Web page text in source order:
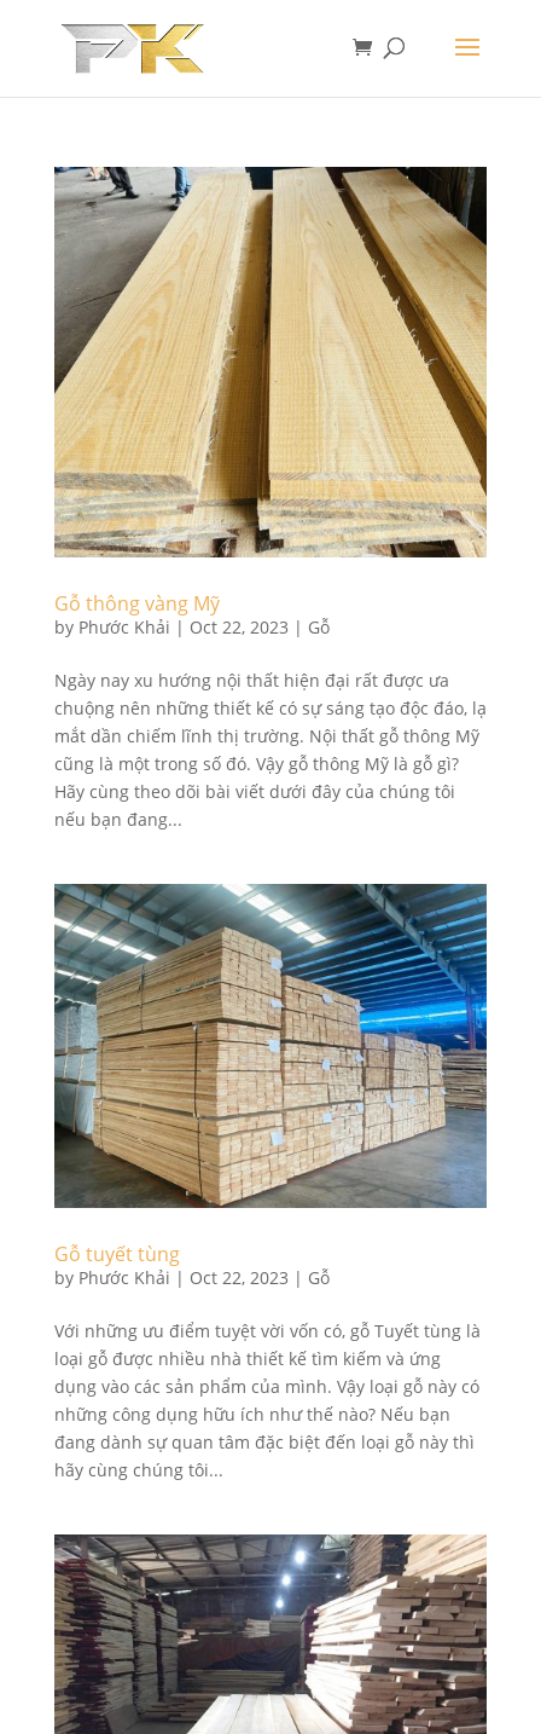
Gỗ thông vàng Mỹ
by Phước Khải | Oct 22, 2023 | Gỗ
Ngày nay xu hướng nội thất hiện đại rất được ưa
chuộng nên những thiết kế có sự sáng tạo độc đáo, lạ
mắt dần chiếm lĩnh thị trường. Nội thất gỗ thông Mỹ
cũng là một trong số đó. Vậy gỗ thông Mỹ là gỗ gì?
Hãy cùng theo dõi bài viết dưới đây của chúng tôi
nếu bạn đang...
Gỗ tuyết tùng
by Phước Khải | Oct 22, 2023 | Gỗ
Với những ưu điểm tuyệt vời vốn có, gỗ Tuyết tùng là
loại gỗ được nhiều nhà thiết kế tìm kiếm và ứng
dụng vào các sản phẩm của mình. Vậy loại gỗ này có
những công dụng hữu ích như thế nào? Nếu bạn
đang dành sự quan tâm đặc biệt đến loại gỗ này thì
hãy cùng chúng tôi...